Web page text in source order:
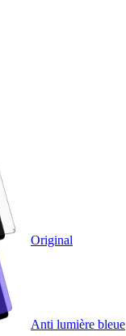
Original
Anti lumière bleue